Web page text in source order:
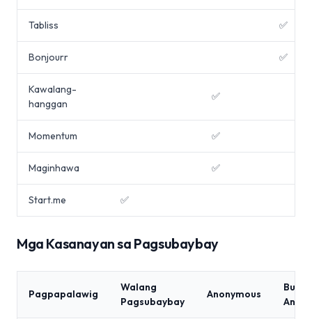
Tabliss ✅
Bonjourr ✅
Kawalang-
hanggan
✅
Momentum ✅
Maginhawa ✅
Start.me ✅
Mga Kasanayan sa Pagsubaybay
Pagpapalawig
Walang
Pagsubaybay
Anonymous